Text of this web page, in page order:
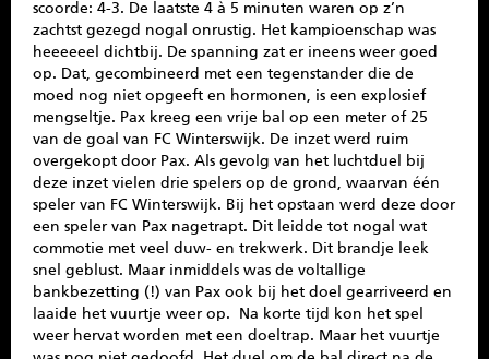
scoorde: 4-3. De laatste 4 à 5 minuten waren op z’n
zachtst gezegd nogal onrustig. Het kampioenschap was
heeeeeel dichtbij. De spanning zat er ineens weer goed
op. Dat, gecombineerd met een tegenstander die de
moed nog niet opgeeft en hormonen, is een explosief
mengseltje. Pax kreeg een vrije bal op een meter of 25
van de goal van FC Winterswijk. De inzet werd ruim
overgekopt door Pax. Als gevolg van het luchtduel bij
deze inzet vielen drie spelers op de grond, waarvan één
speler van FC Winterswijk. Bij het opstaan werd deze door
een speler van Pax nagetrapt. Dit leidde tot nogal wat
commotie met veel duw- en trekwerk. Dit brandje leek
snel geblust. Maar inmiddels was de voltallige
bankbezetting (!) van Pax ook bij het doel gearriveerd en
laaide het vuurtje weer op. Na korte tijd kon het spel
weer hervat worden met een doeltrap. Maar het vuurtje